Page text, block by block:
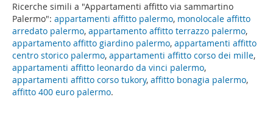
Ricerche simili a "Appartamenti affitto via sammartino
Palermo": appartamenti affitto palermo, monolocale affitto
arredato palermo, appartamento affitto terrazzo palermo,
appartamento affitto giardino palermo, appartamenti affitto
centro storico palermo, appartamenti affitto corso dei mille,
appartamenti affitto leonardo da vinci palermo,
appartamenti affitto corso tukory, affitto bonagia palermo,
affitto 400 euro palermo.